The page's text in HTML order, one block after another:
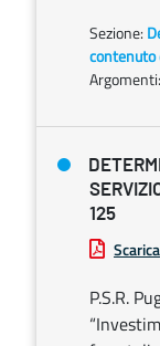
Sezione:
contenuto
Argomenti:
125
Scarica
P.S.R.